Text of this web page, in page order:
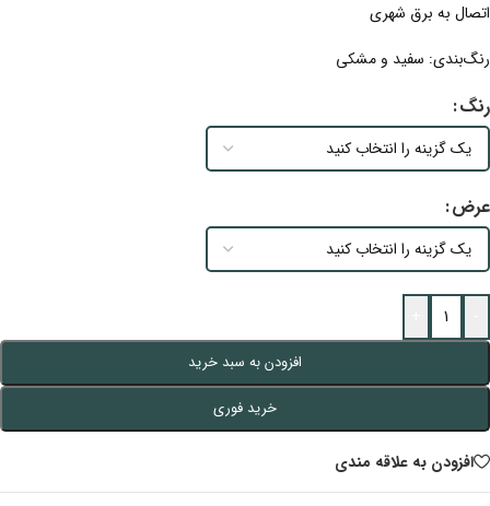
اتصال به برق شهری
رنگ‌بندی: سفید و مشکی
رنگ
عرض
افزودن به سبد خرید
خرید فوری
افزودن به علاقه مندی